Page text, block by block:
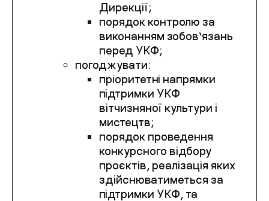
Дирекції;
порядок контролю за
виконанням зобов’язань
перед УКФ;
погоджувати:
пріоритетні напрямки
підтримки УКФ
вітчизняної культури і
мистецтв;
порядок проведення
конкурсного відбору
проєктів, реалізація яких
здійснюватиметься за
підтримки УКФ, та